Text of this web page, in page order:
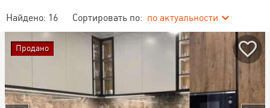
Найдено: 16 Сортировать по: по актуальности
Продано